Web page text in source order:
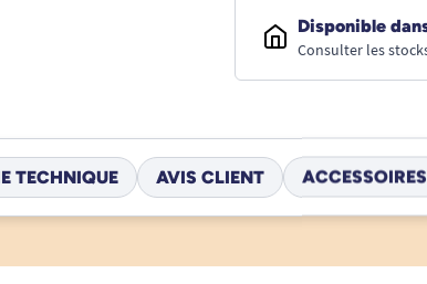
Disponible
Consulter les
TECHNIQUE AVIS CLIENT ACCESSOIRES